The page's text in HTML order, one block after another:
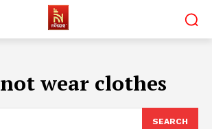
not wear clothes
SEARCH